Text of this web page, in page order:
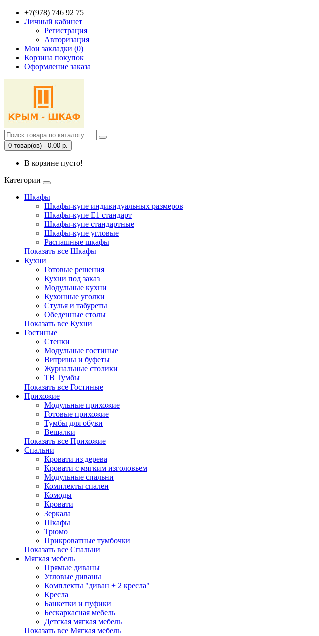
+7(978) 746 92 75
Личный кабинет
Регистрация
Авторизация
Мои закладки (0)
Корзина покупок
Оформление заказа
0 товар(ов) - 0.00 р.
В корзине пусто!
Категории
Шкафы
Шкафы-купе индивидуальных размеров
Шкафы-купе Е1 стандарт
Шкафы-купе стандартные
Шкафы-купе угловые
Распашные шкафы
Показать все Шкафы
Кухни
Готовые решения
Кухни под заказ
Модульные кухни
Кухонные уголки
Стулья и табуреты
Обеденные столы
Показать все Кухни
Гостиные
Стенки
Модульные гостиные
Витрины и буфеты
Журнальные столики
ТВ Тумбы
Показать все Гостиные
Прихожие
Модульные прихожие
Готовые прихожие
Тумбы для обуви
Вешалки
Показать все Прихожие
Спальни
Кровати из дерева
Кровати с мягким изголовьем
Модульные спальни
Комплекты спален
Комоды
Кровати
Зеркала
Шкафы
Трюмо
Прикроватные тумбочки
Показать все Спальни
Мягкая мебель
Прямые диваны
Угловые диваны
Комплекты "диван + 2 кресла"
Кресла
Банкетки и пуфики
Бескаркасная мебель
Детская мягкая мебель
Показать все Мягкая мебель